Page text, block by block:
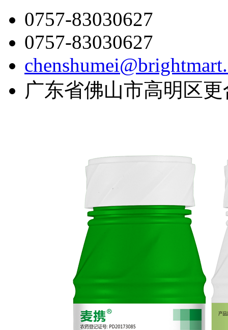
0757-83030627
0757-83030627
广东省佛山市高明区